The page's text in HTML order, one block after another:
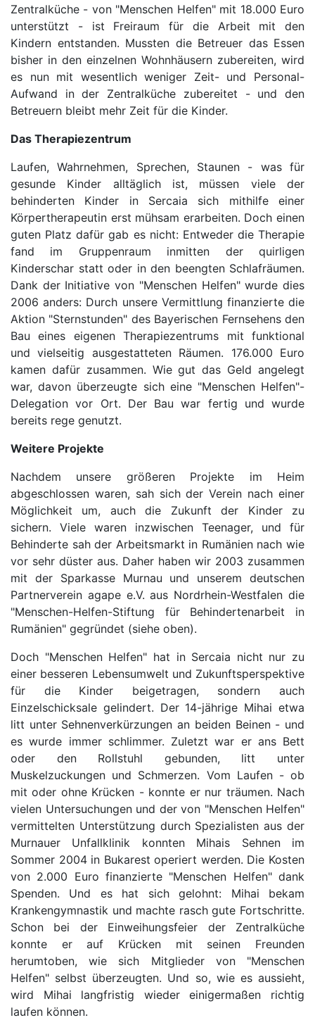
Zentralküche - von "Menschen Helfen" mit 18.000 Euro
unterstützt - ist Freiraum für die Arbeit mit den
Kindern entstanden. Mussten die Betreuer das Essen
bisher in den einzelnen Wohnhäusern zubereiten, wird
es nun mit wesentlich weniger Zeit- und Personal-
Aufwand in der Zentralküche zubereitet - und den
Betreuern bleibt mehr Zeit für die Kinder.
Das Therapiezentrum
Laufen, Wahrnehmen, Sprechen, Staunen - was für
gesunde Kinder alltäglich ist, müssen viele der
behinderten Kinder in Sercaia sich mithilfe einer
Körpertherapeutin erst mühsam erarbeiten. Doch einen
guten Platz dafür gab es nicht: Entweder die Therapie
fand im Gruppenraum inmitten der quirligen
Kinderschar statt oder in den beengten Schlafräumen.
Dank der Initiative von "Menschen Helfen" wurde dies
2006 anders: Durch unsere Vermittlung finanzierte die
Aktion "Sternstunden" des Bayerischen Fernsehens den
Bau eines eigenen Therapiezentrums mit funktional
und vielseitig ausgestatteten Räumen. 176.000 Euro
kamen dafür zusammen. Wie gut das Geld angelegt
war, davon überzeugte sich eine "Menschen Helfen"-
Delegation vor Ort. Der Bau war fertig und wurde
bereits rege genutzt.
Weitere Projekte
Nachdem unsere größeren Projekte im Heim
abgeschlossen waren, sah sich der Verein nach einer
Möglichkeit um, auch die Zukunft der Kinder zu
sichern. Viele waren inzwischen Teenager, und für
Behinderte sah der Arbeitsmarkt in Rumänien nach wie
vor sehr düster aus. Daher haben wir 2003 zusammen
mit der Sparkasse Murnau und unserem deutschen
Partnerverein agape e.V. aus Nordrhein-Westfalen die
"Menschen-Helfen-Stiftung für Behindertenarbeit in
Rumänien" gegründet (siehe oben).
Doch "Menschen Helfen" hat in Sercaia nicht nur zu
einer besseren Lebensumwelt und Zukunftsperspektive
für die Kinder beigetragen, sondern auch
Einzelschicksale gelindert. Der 14-jährige Mihai etwa
litt unter Sehnenverkürzungen an beiden Beinen - und
es wurde immer schlimmer. Zuletzt war er ans Bett
oder den Rollstuhl gebunden, litt unter
Muskelzuckungen und Schmerzen. Vom Laufen - ob
mit oder ohne Krücken - konnte er nur träumen. Nach
vielen Untersuchungen und der von "Menschen Helfen"
vermittelten Unterstützung durch Spezialisten aus der
Murnauer Unfallklinik konnten Mihais Sehnen im
Sommer 2004 in Bukarest operiert werden. Die Kosten
von 2.000 Euro finanzierte "Menschen Helfen" dank
Spenden. Und es hat sich gelohnt: Mihai bekam
Krankengymnastik und machte rasch gute Fortschritte.
Schon bei der Einweihungsfeier der Zentralküche
konnte er auf Krücken mit seinen Freunden
herumtoben, wie sich Mitglieder von "Menschen
Helfen" selbst überzeugten. Und so, wie es aussieht,
wird Mihai langfristig wieder einigermaßen richtig
laufen können.